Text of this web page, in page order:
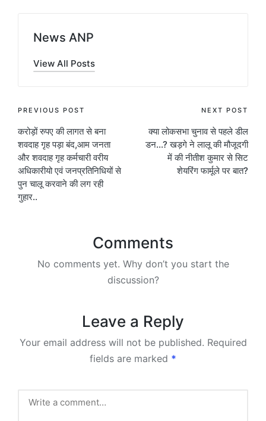
News ANP
View All Posts
Post
navigation
PREVIOUS POST
करोड़ों रुपए की लागत से बना
शवदाह गृह पड़ा बंद,आम जनता
और शवदाह गृह कर्मचारी वरीय
अधिकारीयो एवं जनप्रतिनिधियों से
पुन चालू करवाने की लग रही
गुहार..
NEXT POST
क्‍या लोकसभा चुनाव से पहले डील
डन…? खड़गे ने लालू की मौजूदगी
में की नीतीश कुमार से सिट
शेयरिंग फार्मूले पर बात?
Comments
No comments yet. Why don’t you start the
discussion?
Leave a Reply
Your email address will not be published. Required
fields are marked *